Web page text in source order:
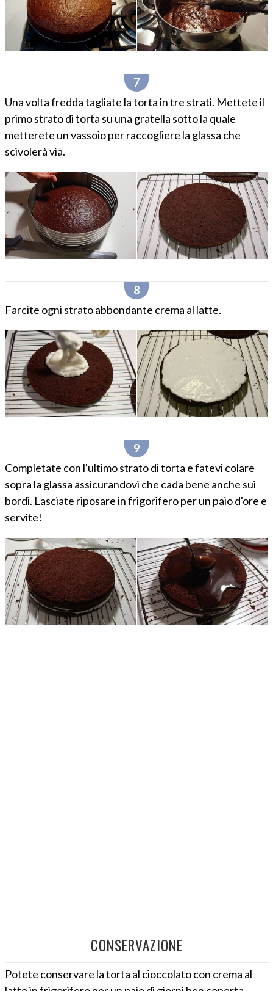
Una volta fredda tagliate la torta in tre strati. Mettete il
primo strato di torta su una gratella sotto la quale
metterete un vassoio per raccogliere la glassa che
scivolerà via.
Farcite ogni strato abbondante crema al latte.
Completate con l'ultimo strato di torta e fatevi colare
sopra la glassa assicurandovi che cada bene anche sui
bordi. Lasciate riposare in frigorifero per un paio d'ore e
servite!
CONSERVAZIONE
Potete conservare la torta al cioccolato con crema al